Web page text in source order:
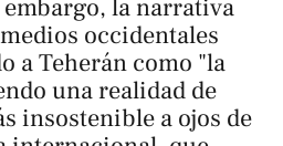
la narrativa
occidentales
a Teherán como "la
una realidad de
insostenible a ojos de